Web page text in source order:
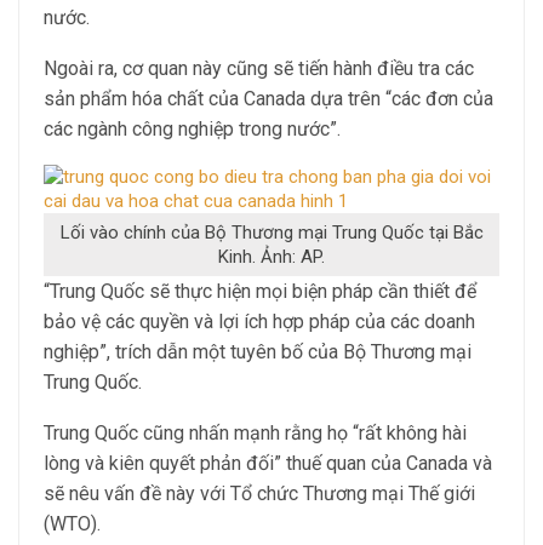
nước.
Ngoài ra, cơ quan này cũng sẽ tiến hành điều tra các
sản phẩm hóa chất của Canada dựa trên “các đơn của
các ngành công nghiệp trong nước”.
Lối vào chính của Bộ Thương mại Trung Quốc tại Bắc
Kinh. Ảnh: AP.
“Trung Quốc sẽ thực hiện mọi biện pháp cần thiết để
bảo vệ các quyền và lợi ích hợp pháp của các doanh
nghiệp”, trích dẫn một tuyên bố của Bộ Thương mại
Trung Quốc.
Trung Quốc cũng nhấn mạnh rằng họ “rất không hài
lòng và kiên quyết phản đối” thuế quan của Canada và
sẽ nêu vấn đề này với Tổ chức Thương mại Thế giới
(WTO).